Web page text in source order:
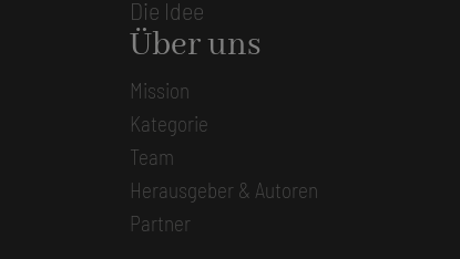
Die Idee
Über uns
Mission
Kategorie
Team
Herausgeber & Autoren
Partner